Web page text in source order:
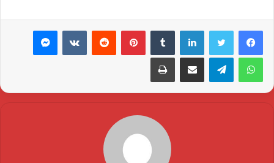
لينكدإن بينتيريست ماسنجر
واتساب تيلقرام مشاركة عبر البريد طباعة